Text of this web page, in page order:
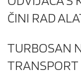
ČINI RAD
TURBOSAN
TRANSPORT